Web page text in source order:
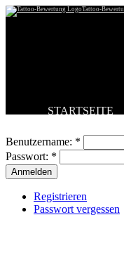
Tattoo-
STARTSEITE
BESTE
NEUESTE
FORUM
Benutzername: *
Passwort: *
Registrieren
Passwort vergessen